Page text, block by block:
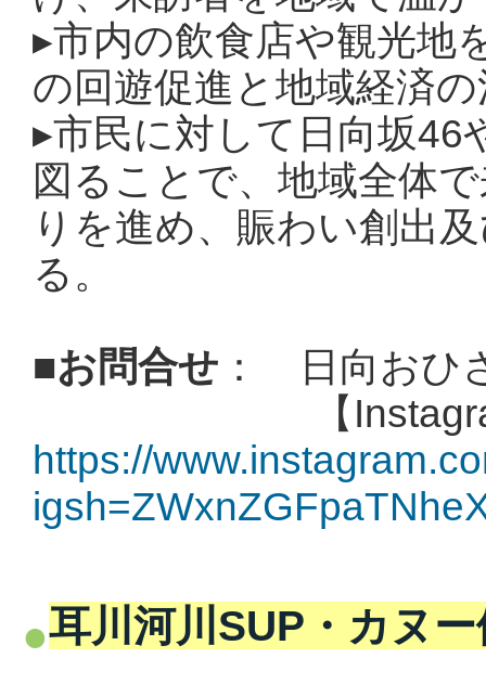
▸市内の飲食店や観光地
の回遊促進と地域経済
▸市民に対して日向坂46
図ることで、地域全体
りを進め、賑わい創出
る。
■お問合せ ：
日向おひ
【
https://
耳川河川SUP・カヌ